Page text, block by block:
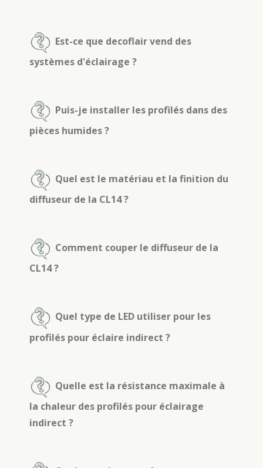
Est-ce que decoflair vend des
systèmes d'éclairage ?
Puis-je installer les profilés dans des
pièces humides ?
Quel est le matériau et la finition du
diffuseur de la CL14 ?
Comment couper le diffuseur de la
CL14 ?
Quel type de LED utiliser pour les
profilés pour éclaire indirect ?
Quelle est la résistance maximale à
la chaleur des profilés pour éclairage
indirect ?